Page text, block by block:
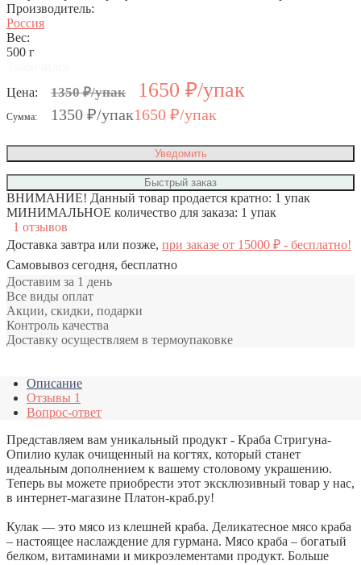
Производитель:
Россия
Вес:
500 г
Цена:
1350 ₽/упак 1650 ₽/упак
Сумма: 1350 ₽/упак1650 ₽/упак
Уведомить
Быстрый заказ
ВНИМАНИЕ! Данный товар продается кратно: 1 упак
МИНИМАЛЬНОЕ количество для заказа: 1 упак
1 отзывов
Доставка завтра или позже, при заказе от 15000 ₽ - бесплатно!
Самовывоз сегодня, бесплатно
Доставим за 1 день
Все виды оплат
Акции, скидки, подарки
Контроль качества
Доставку осуществляем в термоупаковке
Описание
Отзывы 1
Вопрос-ответ
Представляем вам уникальный продукт - Краба Стригуна-
Опилио кулак очищенный на когтях, который станет
идеальным дополнением к вашему столовому украшению.
Теперь вы можете приобрести этот эксклюзивный товар у нас,
в интернет-магазине Платон-краб.ру!
Кулак — это мясо из клешней краба. Деликатесное мясо краба
– настоящее наслаждение для гурмана. Мясо краба – богатый
белком, витаминами и микроэлементами продукт. Больше